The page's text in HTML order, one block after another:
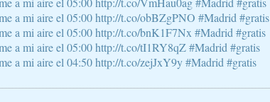
a mi aire el 05:00 http://t.co/obBZgPNO #Madrid #gratis
a mi aire el 05:00 http://t.co/bnK1F7Nx #Madrid #gratis
a mi aire el 05:00 http://t.co/tI1RY8qZ #Madrid #gratis
a mi aire el 04:50 http://t.co/zejJxY9y #Madrid #gratis